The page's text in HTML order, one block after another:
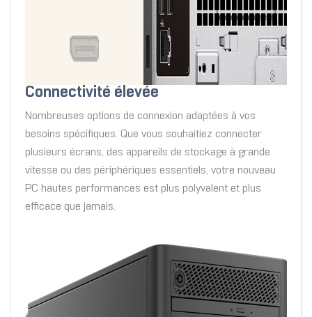
Connectivité élevée
Nombreuses options de connexion adaptées à vos
besoins spécifiques. Que vous souhaitiez connecter
plusieurs écrans, des appareils de stockage à grande
vitesse ou des périphériques essentiels, votre nouveau
PC hautes performances est plus polyvalent et plus
efficace que jamais.